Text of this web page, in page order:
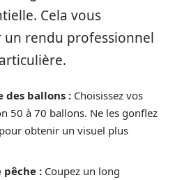
Cela vous
un rendu professionnel
des ballons : Choisissez vos
50 à 70 ballons. Ne les gonflez
obtenir un visuel plus
pêche : Coupez un long